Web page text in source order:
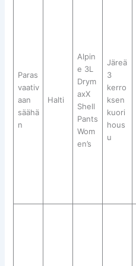
Paras
vaativ
aan
säähä
n
Halti
Alpin
e 3L
Drym
axX
Shell
Pants
Wom
en’s
Järeä
3
kerro
ksen
kuori
hous
u